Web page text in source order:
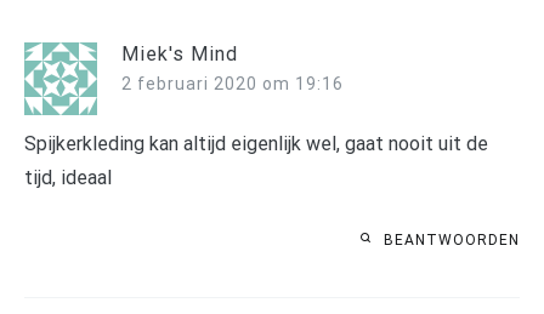
Miek's Mind
2 februari 2020 om 19:16
Spijkerkleding kan altijd eigenlijk wel, gaat nooit uit de
tijd, ideaal
BEANTWOORDEN